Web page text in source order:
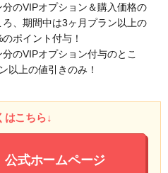
のVIPオプション＆購入価格の
、期間中は3ヶ月プラン以上の
ポイント付与！
のVIPオプション付与のとこ
以上の値引きのみ！
はこちら↓
公式ホームページ